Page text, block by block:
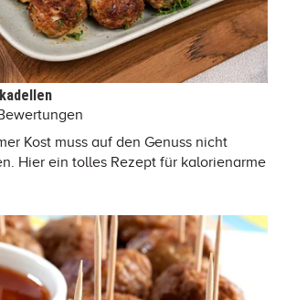
Kost muss auf den Genuss nicht
Hier ein tolles Rezept für kalorienarme